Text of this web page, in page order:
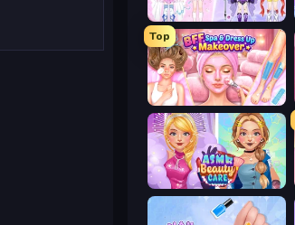
Idol Livestream: Fashion Game
Top
BFF Makeover - Spa & Dress Up
ASMR Beauty Care